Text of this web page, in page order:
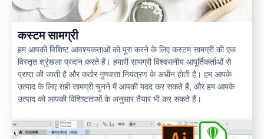
कस्टम सामग्री
हम आपकी विशिष्ट आवश्यकताओं को पूरा करने के लिए कस्टम सामग्री की एक
विस्तृत श्रृंखला प्रदान करते हैं। हमारी सामग्री विश्वसनीय आपूर्तिकर्ताओं से
प्राप्त की जाती है और कठोर गुणवत्ता नियंत्रण के अधीन होती है। हम आपके
उत्पाद के लिए सही सामग्री चुनने में आपकी मदद कर सकते हैं, और हम आपके
उत्पाद को आपकी विशिष्टताओं के अनुसार तैयार भी कर सकते हैं।